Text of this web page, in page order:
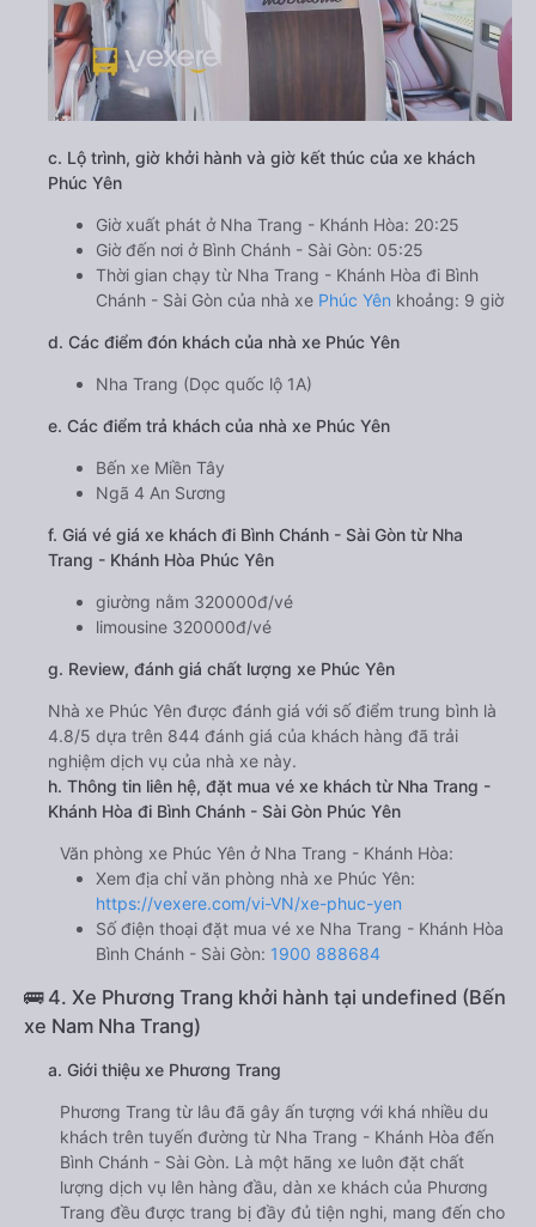
c. Lộ trình, giờ khởi hành và giờ kết thúc của xe khách
Phúc Yên
Giờ xuất phát ở Nha Trang - Khánh Hòa: 20:25
Giờ đến nơi ở Bình Chánh - Sài Gòn: 05:25
Thời gian chạy từ Nha Trang - Khánh Hòa đi Bình
Chánh - Sài Gòn của nhà xe Phúc Yên khoảng: 9 giờ
d. Các điểm đón khách của nhà xe Phúc Yên
Nha Trang (Dọc quốc lộ 1A)
e. Các điểm trả khách của nhà xe Phúc Yên
Bến xe Miền Tây
Ngã 4 An Sương
f. Giá vé giá xe khách đi Bình Chánh - Sài Gòn từ Nha
Trang - Khánh Hòa Phúc Yên
giường nằm 320000đ/vé
limousine 320000đ/vé
g. Review, đánh giá chất lượng xe Phúc Yên
Nhà xe Phúc Yên được đánh giá với số điểm trung bình là
4.8/5 dựa trên 844 đánh giá của khách hàng đã trải
nghiệm dịch vụ của nhà xe này.
h. Thông tin liên hệ, đặt mua vé xe khách từ Nha Trang -
Khánh Hòa đi Bình Chánh - Sài Gòn Phúc Yên
Văn phòng xe Phúc Yên ở Nha Trang - Khánh Hòa:
Xem địa chỉ văn phòng nhà xe Phúc Yên:
https://vexere.com/vi-VN/xe-phuc-yen
Số điện thoại đặt mua vé xe Nha Trang - Khánh Hòa
Bình Chánh - Sài Gòn: 1900 888684
🚌 4. Xe Phương Trang khởi hành tại undefined (Bến
xe Nam Nha Trang)
a. Giới thiệu xe Phương Trang
Phương Trang từ lâu đã gây ấn tượng với khá nhiều du
khách trên tuyến đường từ Nha Trang - Khánh Hòa đến
Bình Chánh - Sài Gòn. Là một hãng xe luôn đặt chất
lượng dịch vụ lên hàng đầu, dàn xe khách của Phương
Trang đều được trang bị đầy đủ tiện nghi, mang đến cho